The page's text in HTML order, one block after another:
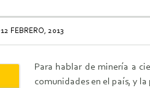
12 FEBRERO, 2013
Para hablar de minería a
comunidades en el país, y